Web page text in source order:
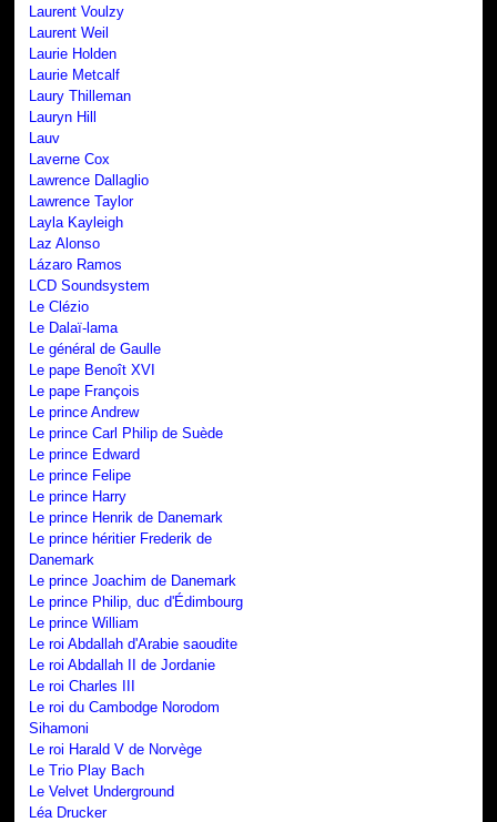
Laurent Voulzy
Laurent Weil
Laurie Holden
Laurie Metcalf
Laury Thilleman
Lauryn Hill
Lauv
Laverne Cox
Lawrence Dallaglio
Lawrence Taylor
Layla Kayleigh
Laz Alonso
Lázaro Ramos
LCD Soundsystem
Le Clézio
Le Dalaï-lama
Le général de Gaulle
Le pape Benoît XVI
Le pape François
Le prince Andrew
Le prince Carl Philip de Suède
Le prince Edward
Le prince Felipe
Le prince Harry
Le prince Henrik de Danemark
Le prince héritier Frederik de
Danemark
Le prince Joachim de Danemark
Le prince Philip, duc d'Édimbourg
Le prince William
Le roi Abdallah d'Arabie saoudite
Le roi Abdallah II de Jordanie
Le roi Charles III
Le roi du Cambodge Norodom
Sihamoni
Le roi Harald V de Norvège
Le Trio Play Bach
Le Velvet Underground
Léa Drucker